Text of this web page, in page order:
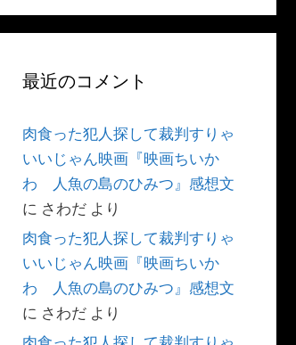
最近のコメント
肉食った犯人探して裁判すりゃ
いいじゃん映画『映画ちいか
わ 人魚の島のひみつ』感想文
に さわだ より
肉食った犯人探して裁判すりゃ
いいじゃん映画『映画ちいか
わ 人魚の島のひみつ』感想文
に さわだ より